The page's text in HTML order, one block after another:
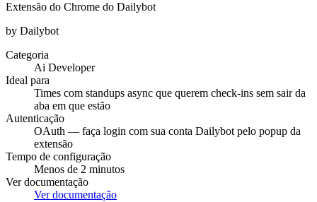
Extensão do Chrome do Dailybot
by Dailybot
Categoria
Ai Developer
Ideal para
Times com standups async que querem check-ins sem sair da
aba em que estão
Autenticação
OAuth — faça login com sua conta Dailybot pelo popup da
extensão
Tempo de configuração
Menos de 2 minutos
Ver documentação
Ver documentação